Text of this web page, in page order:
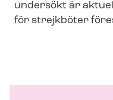
undersökt är
för strejkböter